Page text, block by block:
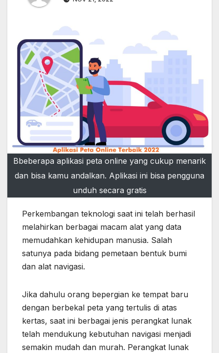
Bbeberapa aplikasi peta online yang cukup menarik
dan bisa kamu andalkan. Aplikasi ini bisa pengguna
unduh secara gratis
Perkembangan teknologi saat ini telah berhasil
melahirkan berbagai macam alat yang data
memudahkan kehidupan manusia. Salah
satunya pada bidang pemetaan bentuk bumi
dan alat navigasi.
Jika dahulu orang bepergian ke tempat baru
dengan berbekal peta yang tertulis di atas
kertas, saat ini berbagai jenis perangkat lunak
telah mendukung kebutuhan navigasi menjadi
semakin mudah dan murah. Perangkat lunak